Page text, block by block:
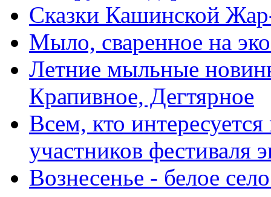
Сказки Кашинской
Мыло, сваренное на
Летние мыльные
Крапивное, Дегтярное
Всем, кто
участников фестиваля
Вознесенье - белое